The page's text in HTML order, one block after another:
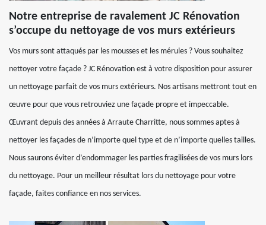
Notre entreprise de ravalement JC Rénovation
s’occupe du nettoyage de vos murs extérieurs
Vos murs sont attaqués par les mousses et les mérules ? Vous souhaitez
nettoyer votre façade ? JC Rénovation est à votre disposition pour assurer
un nettoyage parfait de vos murs extérieurs. Nos artisans mettront tout en
œuvre pour que vous retrouviez une façade propre et impeccable.
Œuvrant depuis des années à Arraute Charritte, nous sommes aptes à
nettoyer les façades de n’importe quel type et de n’importe quelles tailles.
Nous saurons éviter d’endommager les parties fragilisées de vos murs lors
du nettoyage. Pour un meilleur résultat lors du nettoyage pour votre
façade, faites confiance en nos services.